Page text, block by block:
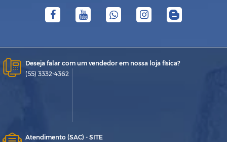
Deseja falar com um vendedor em nossa loja física?
(55) 3332-4362
Atendimento (SAC) - SITE